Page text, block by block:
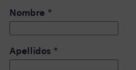
Nombre *
Apellidos *